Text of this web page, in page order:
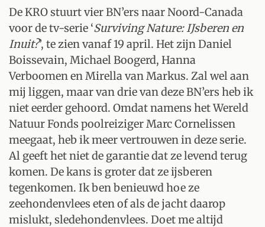
De KRO stuurt vier BN’ers naar Noord-Canada
voor de tv-serie ‘Surviving Nature: IJsberen en
Inuit?’, te zien vanaf 19 april. Het zijn Daniel
Boissevain, Michael Boogerd, Hanna
Verboomen en Mirella van Markus. Zal wel aan
mij liggen, maar van drie van deze BN’ers heb ik
niet eerder gehoord. Omdat namens het Wereld
Natuur Fonds poolreiziger Marc Cornelissen
meegaat, heb ik meer vertrouwen in deze serie.
Al geeft het niet de garantie dat ze levend terug
komen. De kans is groter dat ze ijsberen
tegenkomen. Ik ben benieuwd hoe ze
zeehondenvlees eten of als de jacht daarop
mislukt, sledehondenvlees. Doet me altijd